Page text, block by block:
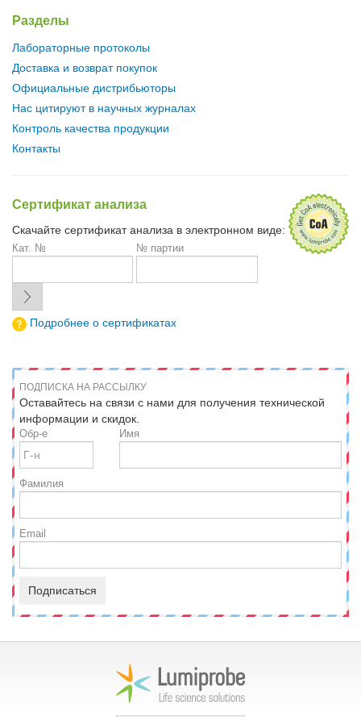
Разделы
Лабораторные протоколы
Доставка и возврат покупок
Официальные дистрибьюторы
Нас цитируют в научных журналах
Контроль качества продукции
Контакты
Сертификат анализа
Скачайте сертификат анализа в электронном виде:
Кат. № № партии
Подробнее о сертификатах
ПОДПИСКА НА РАССЫЛКУ
Оставайтесь на связи с нами для получения технической
информации и скидок.
Обр-е Имя
Фамилия
Email
Подписаться